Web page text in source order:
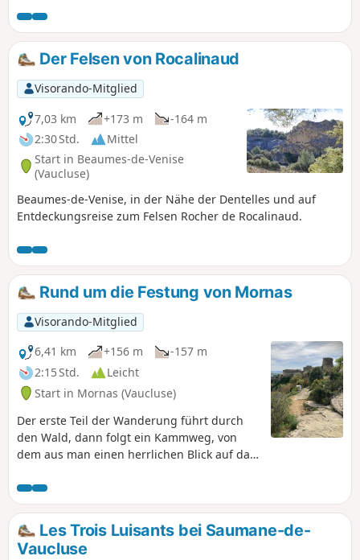
Der Felsen von Rocalinaud
Visorando-Mitglied
7,03 km
+173 m
-164 m
2:30 Std.
Mittel
Start in Beaumes-de-Venise
(Vaucluse)
Beaumes-de-Venise, in der Nähe der Dentelles und auf
Entdeckungsreise zum Felsen Rocher de Rocalinaud.
Rund um die Festung von Mornas
Visorando-Mitglied
6,41 km
+156 m
-157 m
2:15 Std.
Leicht
Start in Mornas (Vaucluse)
Der erste Teil der Wanderung führt durch
den Wald, dann folgt ein Kammweg, von
dem aus man einen herrlichen Blick auf das
oberhalb der Festung an.
Les Trois Luisants bei Saumane-de-
Vaucluse